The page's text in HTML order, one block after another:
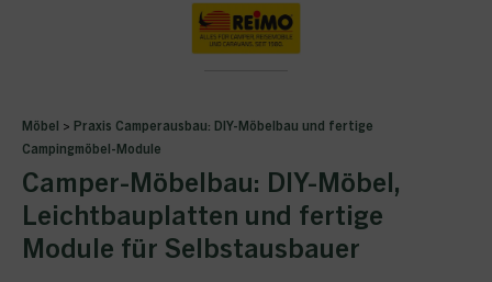
Möbel > Praxis Camperausbau: DIY-Möbelbau und fertige
Campingmöbel-Module
Camper-Möbelbau: DIY-Möbel,
Leichtbauplatten und fertige
Module für Selbstausbauer